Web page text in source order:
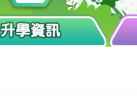
升學資訊